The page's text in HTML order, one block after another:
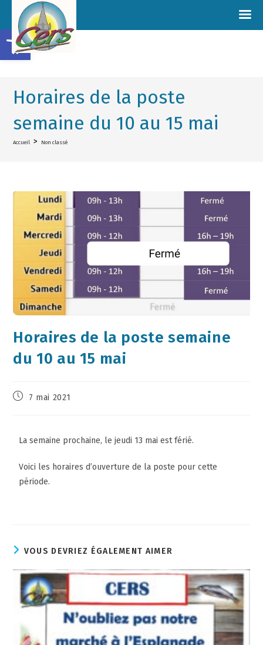
Horaires de la poste
semaine du 10 au 15 mai
Accueil > Non classé
Horaires de la poste semaine
du 10 au 15 mai
7 mai 2021
La semaine prochaine, le jeudi 13 mai est férié.
Voici les horaires d’ouverture de la poste pour cette
période.
VOUS DEVRIEZ ÉGALEMENT AIMER
Ouvrir la barre d’outils